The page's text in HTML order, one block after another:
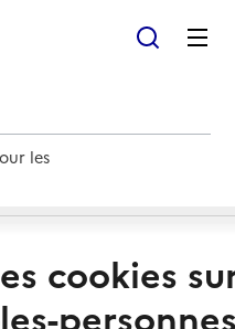
les
département
à domicile (aide)
cookies